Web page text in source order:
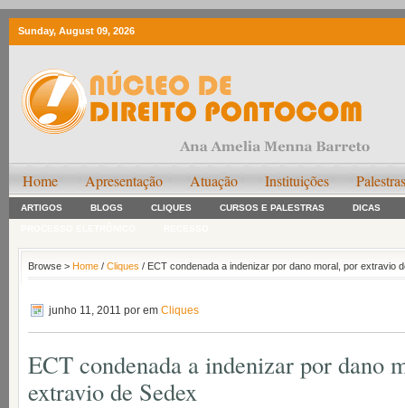
Sunday, August 09, 2026
Home Apresentação Atuação Instituições Palestras
ARTIGOS BLOGS CLIQUES CURSOS E PALESTRAS DICAS
Browse > Home / Cliques / ECT condenada a indenizar por dano moral, por extravio
junho 11, 2011 por em Cliques
ECT condenada a indenizar por dano
extravio de Sedex